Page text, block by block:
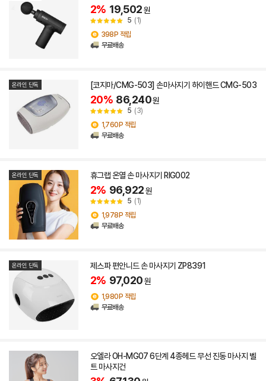
2% 19,502원
5 (1)
398P 적립
무료배송
온라인 단독 [코지마/CMG-503] 손마사지기 하이핸드 CMG-503
20% 86,240원
5 (3)
1,760P 적립
무료배송
온라인 단독 휴그랩 온열 손 마사지기 RIG002
2% 96,922원
5 (1)
1,978P 적립
무료배송
온라인 단독 제스파 편안니드 손 마사지기 ZP8391
2% 97,020원
1,980P 적립
무료배송
오엘라 OH-MG07 6단계 4종헤드 무선 진동 마사지 벨
트 마사지건